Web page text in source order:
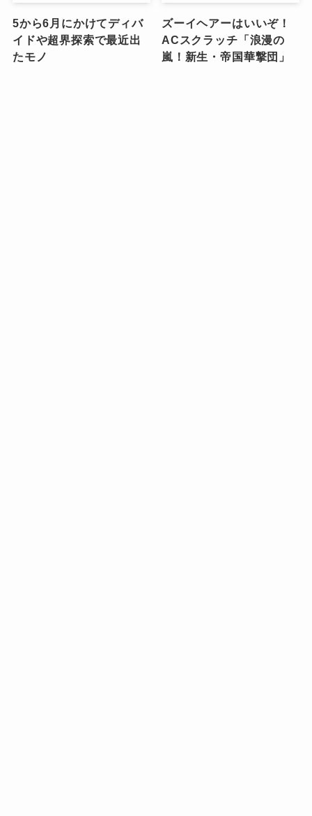
5から6月にかけてディバ
イドや超界探索で最近出
たモノ
ズーイヘアーはいいぞ！
ACスクラッチ「浪漫の
嵐！新生・帝国華撃団」